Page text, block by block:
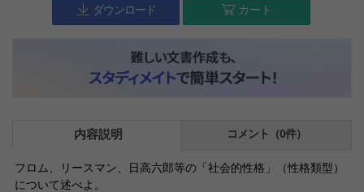
ダウンロード カート
内容説明 コメント（0件）
フロム、リースマン、日高六郎等の「社会的性格」（性格類型）
について述べよ。